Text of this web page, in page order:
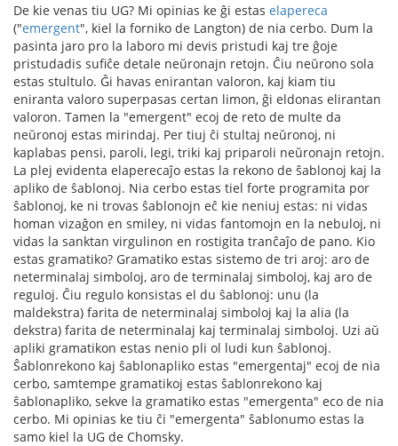
De kie venas tiu UG? Mi opinias ke ĝi estas elapereca
("emergent", kiel la forniko de Langton) de nia cerbo. Dum la
pasinta jaro pro la laboro mi devis pristudi kaj tre ĝoje
pristudadis sufiĉe detale neŭronajn retojn. Ĉiu neŭrono sola
estas stultulo. Ĝi havas enirantan valoron, kaj kiam tiu
eniranta valoro superpasas certan limon, ĝi eldonas elirantan
valoron. Tamen la "emergent" ecoj de reto de multe da
neŭronoj estas mirindaj. Per tiuj ĉi stultaj neŭronoj, ni
kaplabas pensi, paroli, legi, triki kaj priparoli neŭronajn retojn.
La plej evidenta elaperecaĵo estas la rekono de ŝablonoj kaj la
apliko de ŝablonoj. Nia cerbo estas tiel forte programita por
ŝablonoj, ke ni trovas ŝablonojn eĉ kie neniuj estas: ni vidas
homan vizaĝon en smiley, ni vidas fantomojn en la nebuloj, ni
vidas la sanktan virgulinon en rostigita tranĉaĵo de pano. Kio
estas gramatiko? Gramatiko estas sistemo de tri aroj: aro de
neterminalaj simboloj, aro de terminalaj simboloj, kaj aro de
reguloj. Ĉiu regulo konsistas el du ŝablonoj: unu (la
maldekstra) farita de neterminalaj simboloj kaj la alia (la
dekstra) farita de neterminalaj kaj terminalaj simboloj. Uzi aŭ
apliki gramatikon estas nenio pli ol ludi kun ŝablonoj.
Ŝablonrekono kaj ŝablonapliko estas "emergentaj" ecoj de nia
cerbo, samtempe gramatikoj estas ŝablonrekono kaj
ŝablonapliko, sekve la gramatiko estas "emergenta" eco de nia
cerbo. Mi opinias ke tiu ĉi "emergenta" ŝablonumo estas la
samo kiel la UG de Chomsky.